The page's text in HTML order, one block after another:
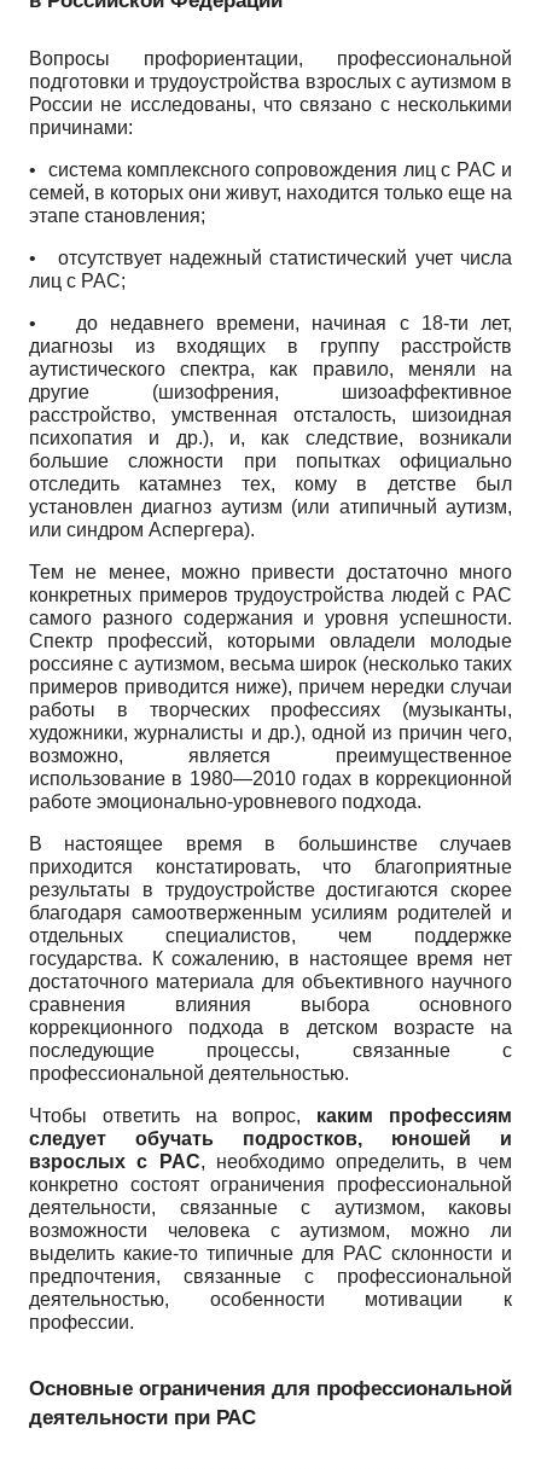
Вопросы профориентации, профессиональной
подготовки и трудоустройства взрослых с аутизмом в
России не исследованы, что связано с несколькими
причинами:
•
система комплексного сопровождения лиц с РАС и
семей, в которых они живут, находится только еще на
этапе становления;
•
отсутствует надежный статистический учет числа
лиц с РАС;
•
до недавнего времени, начиная с 18-ти лет,
диагнозы из входящих в группу расстройств
аутистического спектра, как правило, меняли на
другие (шизофрения, шизоаффективное
расстройство, умственная отсталость, шизоидная
психопатия и др.), и, как следствие, возникали
большие сложности при попытках официально
отследить катамнез тех, кому в детстве был
установлен диагноз аутизм (или атипичный аутизм,
или синдром Аспергера).
Тем не менее, можно привести достаточно много
конкретных примеров трудоустройства людей с РАС
самого разного содержания и уровня успешности.
Спектр профессий, которыми овладели молодые
россияне с аутизмом, весьма широк (несколько таких
примеров приводится ниже), причем нередки случаи
работы в творческих профессиях (музыканты,
художники, журналисты и др.), одной из причин чего,
возможно, является преимущественное
использование в 1980—2010 годах в коррекционной
работе эмоционально-уровневого подхода.
В настоящее время в большинстве случаев
приходится констатировать, что благоприятные
результаты в трудоустройстве достигаются скорее
благодаря самоотверженным усилиям родителей и
отдельных специалистов, чем поддержке
государства. К сожалению, в настоящее время нет
достаточного материала для объективного научного
сравнения влияния выбора основного
коррекционного подхода в детском возрасте на
последующие процессы, связанные с
профессиональной деятельностью.
Чтобы ответить на вопрос, каким профессиям
следует обучать подростков, юношей и
взрослых с РАС, необходимо определить, в чем
конкретно состоят ограничения профессиональной
деятельности, связанные с аутизмом, каковы
возможности человека с аутизмом, можно ли
выделить какие-то типичные для РАС склонности и
предпочтения, связанные с профессиональной
деятельностью, особенности мотивации к
профессии.
Основные ограничения для профессиональной
деятельности при РАС